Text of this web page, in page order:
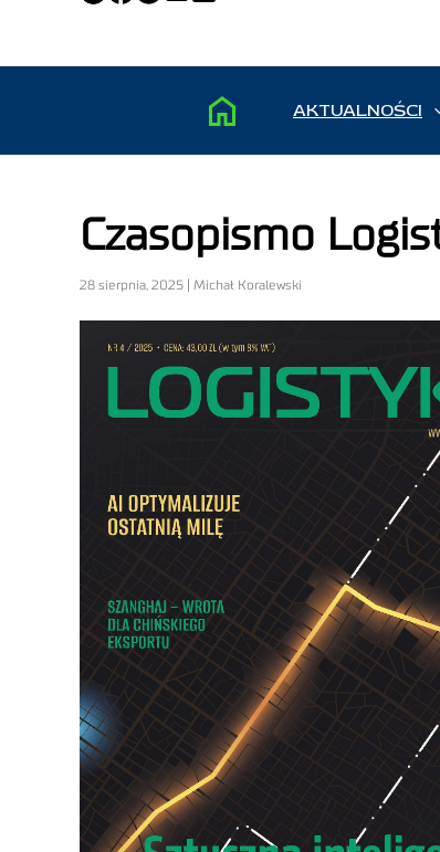
AKTUALNOŚCI
Czasopismo
28 sierpnia, 2025 | Michał Koralewski